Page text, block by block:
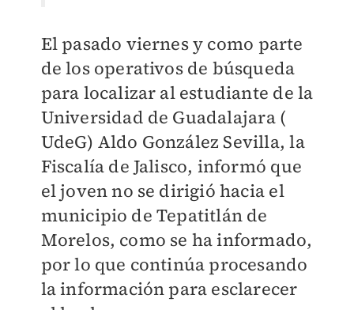
El pasado viernes y como parte
de los operativos de búsqueda
para localizar al estudiante de la
Universidad de Guadalajara (
UdeG) Aldo González Sevilla, la
Fiscalía de Jalisco, informó que
el joven no se dirigió hacia el
municipio de Tepatitlán de
Morelos, como se ha informado,
por lo que continúa procesando
la información para esclarecer